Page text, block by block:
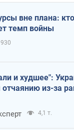
вне плана:
темп войны
930
и худшее":
отчаянию из-за
4,1 т.